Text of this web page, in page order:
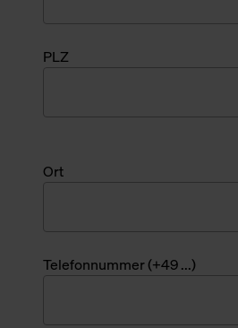
PLZ
Ort
Telefonnummer (+49 ...)